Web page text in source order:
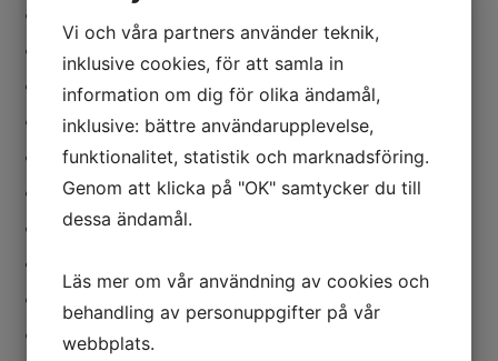
debatt
dramatiker
festival
genusdebatt
kvinnor
opera
Vi och våra partners använder teknik,
inklusive cookies, för att samla in
information om dig för olika ändamål,
inklusive: bättre användarupplevelse,
funktionalitet, statistik och marknadsföring.
Genom att klicka på "OK" samtycker du till
dessa ändamål.
Läs mer om vår användning av cookies och
behandling av personuppgifter på vår
webbplats.